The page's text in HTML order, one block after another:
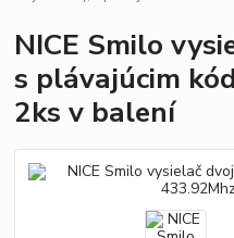
NICE Smilo
s plávajúcim
2ks v balení